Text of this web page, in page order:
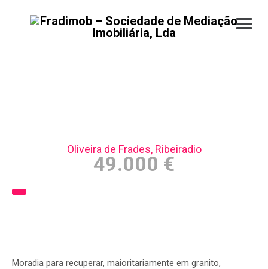
Oliveira de Frades, Ribeiradio
49.000 €
Moradia para recuperar, maioritariamente em granito,